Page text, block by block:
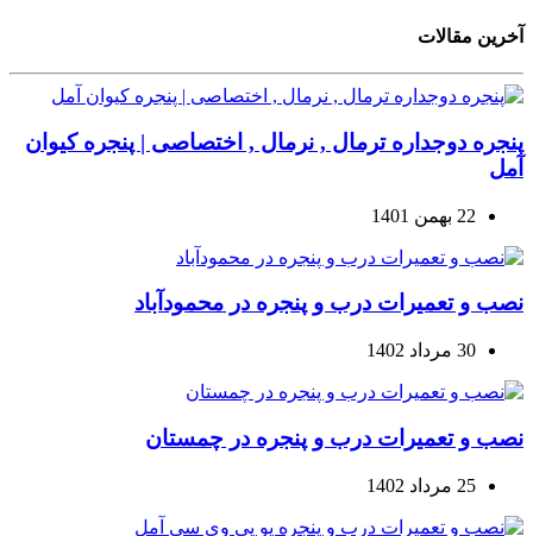
آخرین مقالات
پنجره دوجداره ترمال , نرمال , اختصاصی | پنجره کیوان
آمل
22 بهمن 1401
نصب و تعمیرات درب و پنجره در محمودآباد
30 مرداد 1402
نصب و تعمیرات درب و پنجره در چمستان
25 مرداد 1402